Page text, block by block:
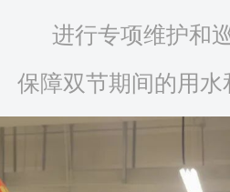
进行专项维护和
保障双节期间的用水